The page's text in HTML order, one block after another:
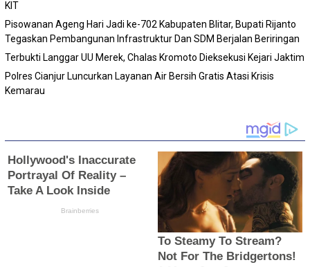
KIT
Pisowanan Ageng Hari Jadi ke-702 Kabupaten Blitar, Bupati Rijanto
Tegaskan Pembangunan Infrastruktur Dan SDM Berjalan Beriringan
Terbukti Langgar UU Merek, Chalas Kromoto Dieksekusi Kejari Jaktim
Polres Cianjur Luncurkan Layanan Air Bersih Gratis Atasi Krisis
Kemarau